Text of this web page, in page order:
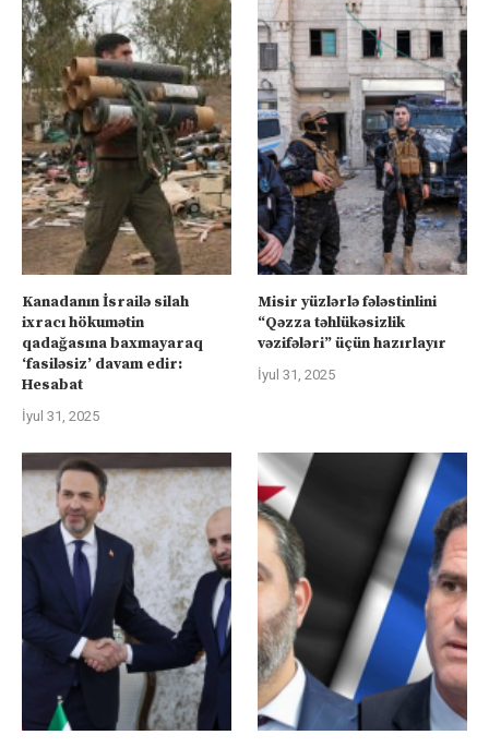
Kanadanın İsrailə silah
ixracı hökumətin
qadağasına baxmayaraq
‘fasiləsiz’ davam edir:
Hesabat
İyul 31, 2025
Misir yüzlərlə fələstinlini
“Qəzza təhlükəsizlik
vəzifələri” üçün hazırlayır
İyul 31, 2025